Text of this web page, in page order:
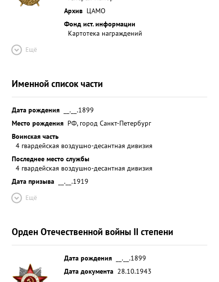
Архив ЦАМО
Фонд ист. информации
Картотека награждений
Ещё
Именной список части
Дата рождения
__.__.1899
Место рождения РФ, город Санкт-Петербург
Воинская часть
4 гвардейская воздушно-десантная дивизия
Последнее место службы
4 гвардейская воздушно-десантная дивизия
Дата призыва
__.__.1919
Ещё
Орден Отечественной войны II степени
Дата рождения
__.__.1899
Дата документа 28.10.1943